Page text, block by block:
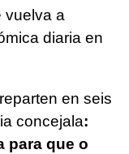
vuelva a
diaria en
en seis
concejala:
para que o